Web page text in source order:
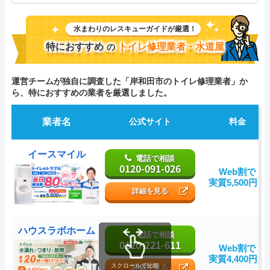
トイレ・洗面・キッチン関連のトラブルを解決。多
くのお客様に信頼される「トイレ・洗面・キッチ
ン」のスペシャリスト。
水まわりのレスキューガイドが厳選！
特におすすめ の トイレ修理業者・水道屋
運営チームが独自に調査した「岸和田市のトイレ修理業者」か
ら、特におすすめの業者を厳選しました。
業者名 公式サイト 料金
イースマイル 電話で相談
0120-091-026
詳細を見る
Web割で
実質5,500円～
ハウスラボホーム 電話で相談
0120-221-611
詳細を見る
Web割で
実質4,400円～
スクロールで比較